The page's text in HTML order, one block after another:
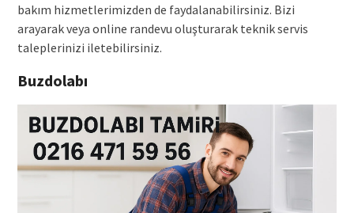
bakım hizmetlerimizden de faydalanabilirsiniz. Bizi
arayarak veya online randevu oluşturarak teknik servis
taleplerinizi iletebilirsiniz.
Buzdolabı